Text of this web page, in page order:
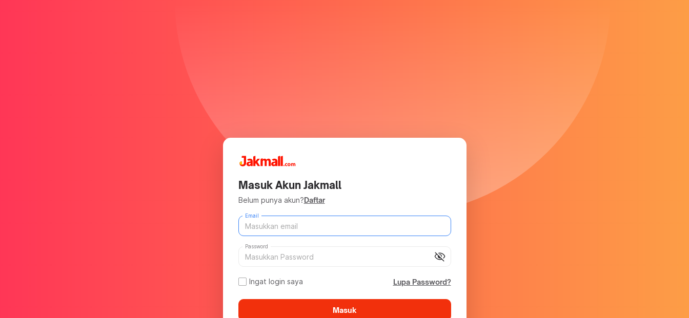
Masuk Akun Jakmall
Belum punya akun?Daftar
Email
visibility_off
Password
Ingat login saya Lupa Password?
Masuk